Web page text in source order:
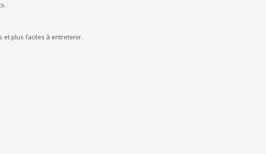
et plus faciles à entretenir.